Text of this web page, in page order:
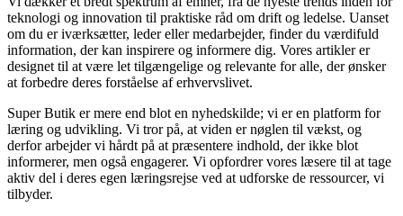
teknologi og innovation til praktiske råd om drift og ledelse. Uanset
om du er iværksætter, leder eller medarbejder, finder du værdifuld
information, der kan inspirere og informere dig. Vores artikler er
designet til at være let tilgængelige og relevante for alle, der ønsker
at forbedre deres forståelse af erhvervslivet.
Super Butik er mere end blot en nyhedskilde; vi er en platform for
læring og udvikling. Vi tror på, at viden er nøglen til vækst, og
derfor arbejder vi hårdt på at præsentere indhold, der ikke blot
informerer, men også engagerer. Vi opfordrer vores læsere til at tage
aktiv del i deres egen læringsrejse ved at udforske de ressourcer, vi
tilbyder.